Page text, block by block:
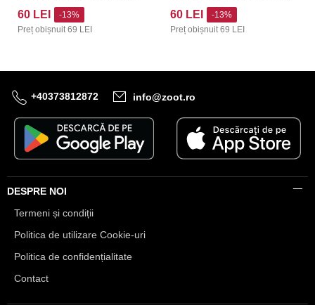
60 LEI
Preț obișnuit 69 LEI
-13% 60 LEI
Preț obișnuit 69 LEI
-13%
+40373812872 info@zoot.ro
DESPRE NOI
Termeni și condiții
Politica de utilizare Cookie-uri
Politica de confidențialitate
Contact